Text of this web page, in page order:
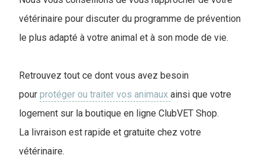
vétérinaire pour discuter du programme de prévention
le plus adapté à votre animal et à son mode de vie.
Retrouvez tout ce dont vous avez besoin
pour protéger ou traiter vos animaux ainsi que votre
logement sur la boutique en ligne ClubVET Shop.
La livraison est rapide et gratuite chez votre
vétérinaire.